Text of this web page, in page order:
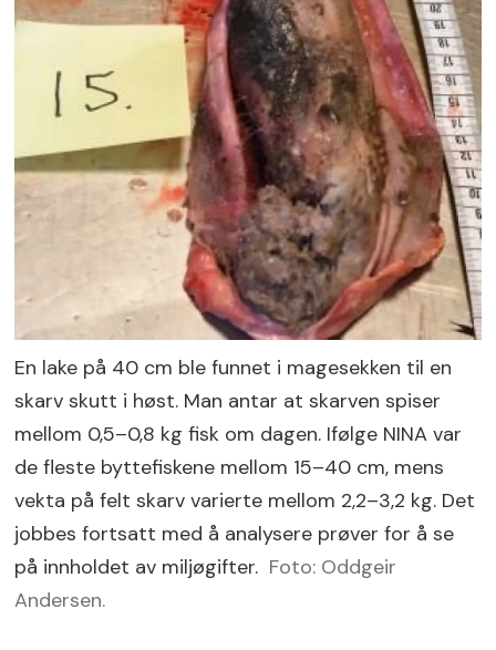
En lake på 40 cm ble funnet i magesekken til en
skarv skutt i høst. Man antar at skarven spiser
mellom 0,5–0,8 kg fisk om dagen. Ifølge NINA var
de fleste byttefiskene mellom 15–40 cm, mens
vekta på felt skarv varierte mellom 2,2–3,2 kg. Det
jobbes fortsatt med å analysere prøver for å se
på innholdet av miljøgifter. Foto: Oddgeir
Andersen.